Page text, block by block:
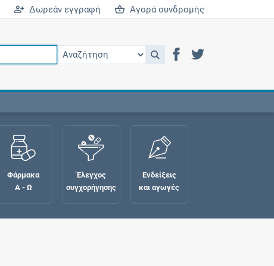
Δωρεάν εγγραφή Αγορά συνδρομής
Φάρμακα
Α - Ω
Έλεγχος
συγχορήγησης
Ενδείξεις
και αγωγές